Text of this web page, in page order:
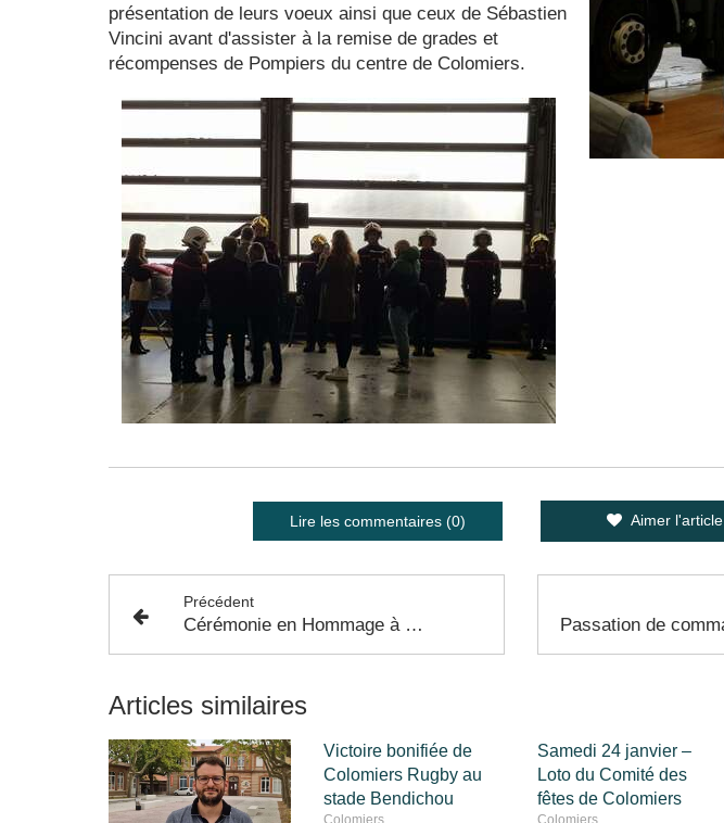
présentation de leurs voeux ainsi que ceux de Sébastien
Vincini avant d'assister à la remise de grades et
récompenses de Pompiers du centre de Colomiers.
Lire les commentaires (0) Aimer l'article
Précédent
Cérémonie en Hommage à Fabien Jouvé - Mercredi 11 Janvier 2023
Articles similaires
Victoire bonifiée de
Colomiers Rugby au
stade Bendichou
Colomiers
Samedi 24 janvier –
Loto du Comité des
fêtes de Colomiers
Colomiers